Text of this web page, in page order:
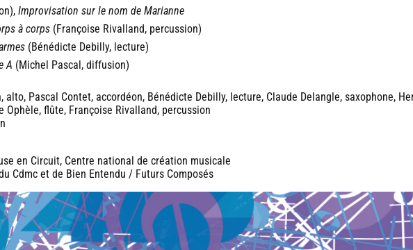
Improvisation sur le nom de Marianne
à corps (Françoise Rivalland, percussion)
(Bénédicte Debilly, lecture)
A (Michel Pascal, diffusion)
Pascal Contet, accordéon, Bénédicte Debilly, lecture, Claude Delangle, saxophone,
Ophèle, flûte, Françoise Rivalland, percussion
en Circuit, Centre national de création musicale
Cdmc et de Bien Entendu / Futurs Composés